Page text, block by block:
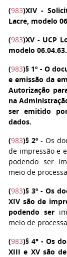
(983)XIV -
Lacre, modelo
(983)XV - UCP
modelo 06.04.63.
(983)§ 1º - O
e emissão da
Autorização
na
ser emitido
dados.
(983)§ 2º - Os
de impressão e
podendo ser
meio de
(983)§ 3º - Os
XIV são de
podendo ser
meio de
(983)§ 4°- Os
XIII e XV são